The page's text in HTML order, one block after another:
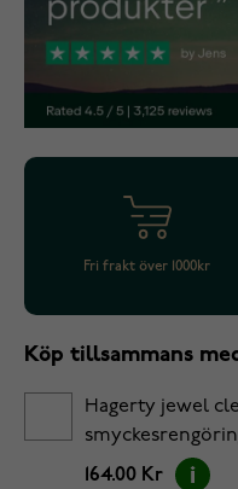
Fri frakt över 1000kr
Köp tillsammans
Hagerty jewel
164.00 Kr